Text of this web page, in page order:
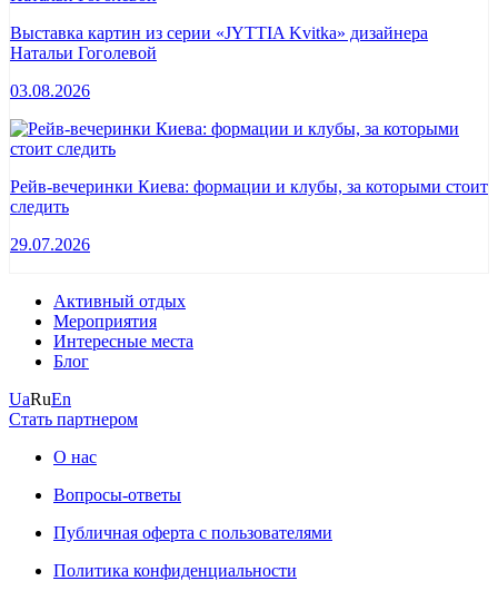
Выставка картин из серии «JYTTIA Kvitka» дизайнера
Натальи Гоголевой
03.08.2026
Рейв-вечеринки Киева: формации и клубы, за которыми стоит
следить
29.07.2026
Активный отдых
Мероприятия
Интересные места
Блог
UaRuEn
Стать партнером
О нас
Вопросы-ответы
Публичная оферта с пользователями
Политика конфиденциальности